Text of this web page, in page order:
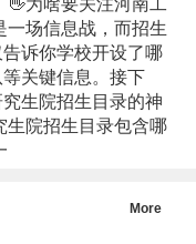
👋为啥要关注河南工
一场信息战，而招生
诉你学校开设了哪
关键信息。接下
生院招生目录的神
生院招生目录包含哪
More